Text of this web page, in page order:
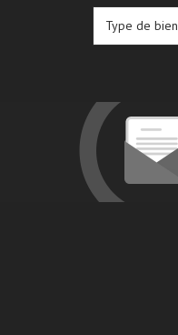
Type de bien